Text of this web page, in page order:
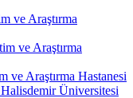
ve Araştırma
ve Araştırma
ve Araştırma Hastanesi
Üniversitesi